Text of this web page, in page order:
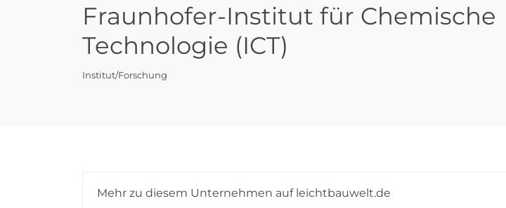
Fraunhofer-Institut für Chemische
Technologie (ICT)
Institut/Forschung
Mehr zu diesem Unternehmen auf leichtbauwelt.de